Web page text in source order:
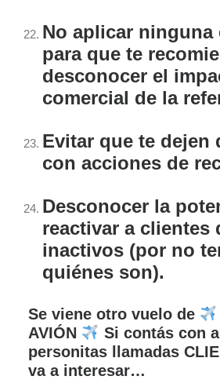
No aplicar ninguna
para que te
desconocer el
comercial de la
Evitar que te dejen
con acciones de
Desconocer la
reactivar a clientes
inactivos (por no
quiénes son).
Se viene otro vuelo de
AVIÓN
Si contás con
personitas llamadas
va a interesar…